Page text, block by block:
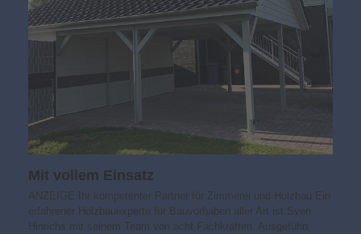
Mit vollem Einsatz
ANZEIGE Ihr kompetenter Partner für Zimmerei und Holzbau Ein
erfahrener Holzbauexperte für Bauvorhaben aller Art ist Sven
Hinrichs mit seinem Team von acht Fachkräften. Ausgeführt